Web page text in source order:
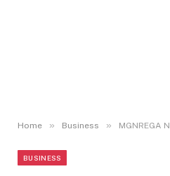
Home » Business » MGNREGA NEWS :
BUSINESS